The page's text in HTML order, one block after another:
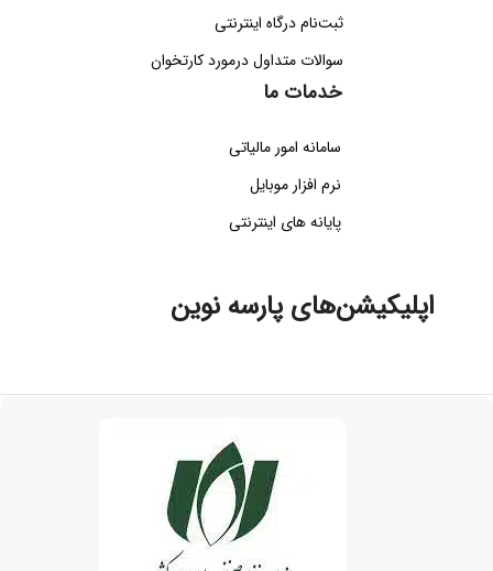
ثبت‌نام درگاه اینترنتی
سوالات متداول درمورد کارتخوان
خدمات ما
سامانه امور مالیاتی
نرم افزار موبایل
پایانه های اینترنتی
اپلیکیشن‌های پارسه نوین